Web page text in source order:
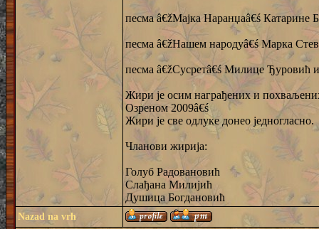
песма â€žМајка Наранџаâ€ś Катарине
песма â€žНашем народуâ€ś Марка
песма â€žСусретâ€ś Милице Ђуровић
Жири је осим награђених и
Озреном 2009â€ś
Жири је све одлуке донео једногласно.
Чланови жирија:
Голуб Радовановић
Слађана Милијић
Душица Богдановић
Nazad na vrh